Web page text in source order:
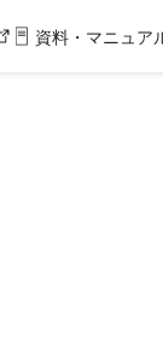
資料・マニュア